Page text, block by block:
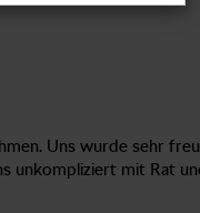
Uns wurde sehr
unkompliziert mit Rat